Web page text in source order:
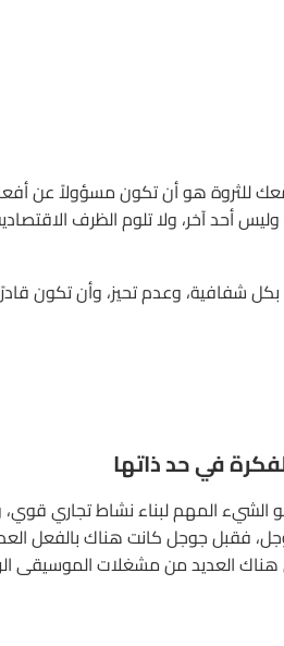
للثروة هو أن تكون مسؤولاً عن
وليس أحد آخر، ولا تلوم الظرف
شفافية، وعدم تحيز، وأن تكون
في حد ذاتها
المهم لبناء نشاط تجاري
فقبل جوجل كانت هناك بالفعل
هناك العديد من مشغلات الموسيقى